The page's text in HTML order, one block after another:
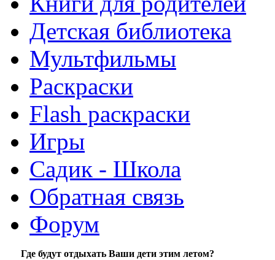
Детская библиотека
Мультфильмы
Раскраски
Flash раскраски
Игры
Садик - Школа
Обратная связь
Форум
Где будут отдыхать Ваши дети этим летом?